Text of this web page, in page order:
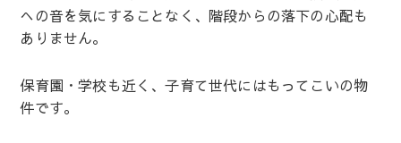
への音を気にすることなく、階段からの落下の心配も
ありません。
保育園・学校も近く、子育て世代にはもってこいの物
件です。